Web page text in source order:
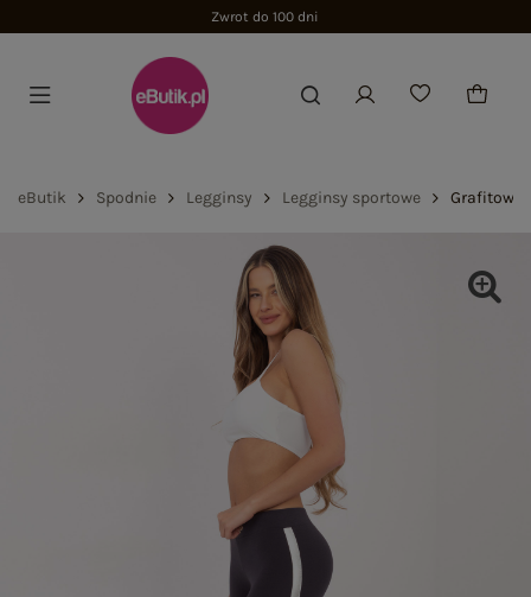
Zwrot do 100 dni
eButik Spodnie Legginsy Legginsy sportowe Grafitowo-